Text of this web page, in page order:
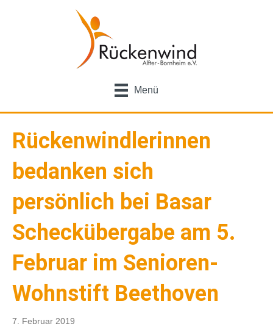
Menü
Rückenwindlerinnen
bedanken sich
persönlich bei Basar
Scheckübergabe am 5.
Februar im Senioren-
Wohnstift Beethoven
7. Februar 2019